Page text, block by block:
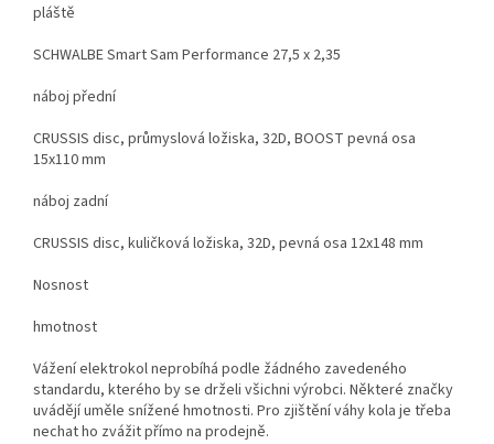
pláště
SCHWALBE Smart Sam Performance 27,5 x 2,35
náboj přední
CRUSSIS disc, průmyslová ložiska, 32D, BOOST pevná osa
15x110 mm
náboj zadní
CRUSSIS disc, kuličková ložiska, 32D, pevná osa 12x148 mm
Nosnost
hmotnost
Vážení elektrokol neprobíhá podle žádného zavedeného
standardu, kterého by se drželi všichni výrobci. Některé značky
uvádějí uměle snížené hmotnosti. Pro zjištění váhy kola je třeba
nechat ho zvážit přímo na prodejně.